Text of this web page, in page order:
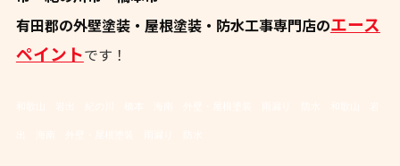
有田郡の外壁塗装・屋根塗装・防水工事専門店のエース
ペイントです！